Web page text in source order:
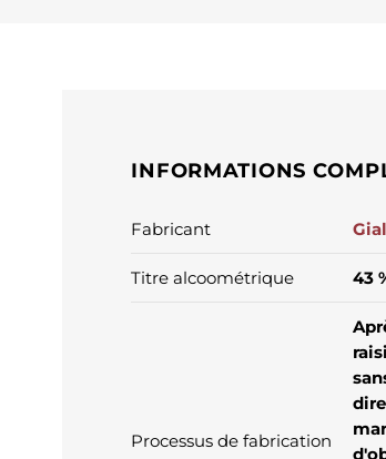
INFORMATIONS
Fabricant
Titre alcoométrique 43
Processus de fabrication